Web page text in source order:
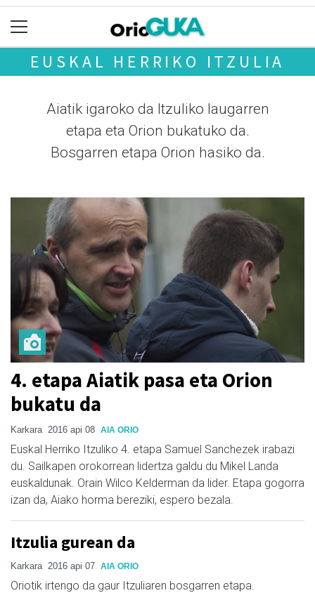
EUSKAL HERRIKO ITZULIA
Aiatik igaroko da Itzuliko laugarren
etapa eta Orion bukatuko da.
Bosgarren etapa Orion hasiko da.
4. etapa Aiatik pasa eta Orion
bukatu da
Karkara 2016 api 08 AIA ORIO
Euskal Herriko Itzuliko 4. etapa Samuel Sanchezek irabazi
du. Sailkapen orokorrean lidertza galdu du Mikel Landa
euskaldunak. Orain Wilco Kelderman da lider. Etapa gogorra
izan da, Aiako horma bereziki, espero bezala.
Itzulia gurean da
Karkara 2016 api 07 AIA ORIO
Oriotik irtengo da gaur Itzuliaren bosgarren etapa.